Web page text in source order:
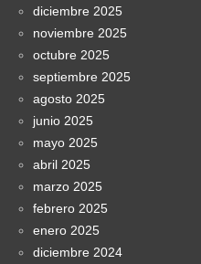
diciembre 2025
noviembre 2025
octubre 2025
septiembre 2025
agosto 2025
junio 2025
mayo 2025
abril 2025
marzo 2025
febrero 2025
enero 2025
diciembre 2024